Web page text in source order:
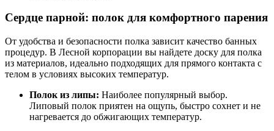
Сердце парной: полок для комфортного парения
От удобства и безопасности полка зависит качество банных
процедур. В Лесной корпорации вы найдете доску для полка
из материалов, идеально подходящих для прямого контакта с
телом в условиях высоких температур.
Полок из липы: Наиболее популярный выбор.
Липовый полок приятен на ощупь, быстро сохнет и не
нагревается до обжигающих температур.